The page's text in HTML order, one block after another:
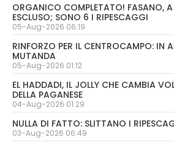
ORGANICO COMPLETATO! FASANO, A
ESCLUSO; SONO 6 I RIPESCAGGI
05-Aug-2026 06:19
RINFORZO PER IL CENTROCAMPO: IN
MUTANDA
05-Aug-2026 01:12
EL HADDADI, IL JOLLY CHE CAMBIA
DELLA PAGANESE
04-Aug-2026 01:29
NULLA DI FATTO: SLITTANO I
03-Aug-2026 06:49